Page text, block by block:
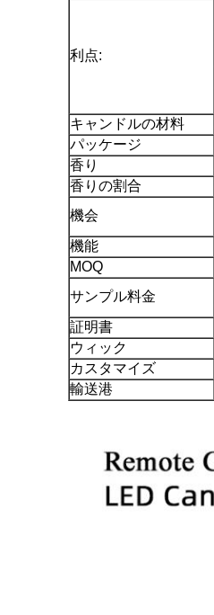
利点:
キャンドルの材料
パッケージ
香り
香りの割合
機会
機能
MOQ
サンプル料金
証明書
ウィック
カスタマイズ
輸送港